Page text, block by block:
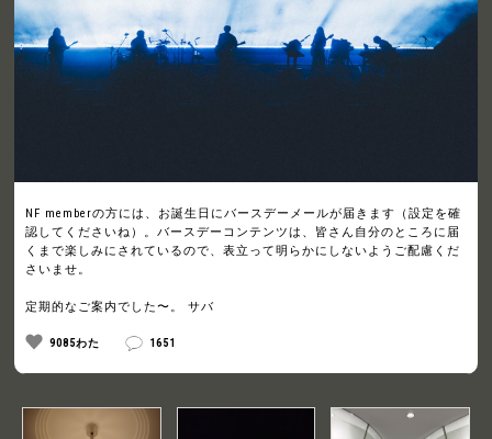
NF memberの方には、お誕生日にバースデーメールが届きます（設定を確
認してくださいね）。バースデーコンテンツは、皆さん自分のところに届
くまで楽しみにされているので、表立って明らかにしないようご配慮くだ
さいませ。
定期的なご案内でした〜。 サバ
9085わた 1651